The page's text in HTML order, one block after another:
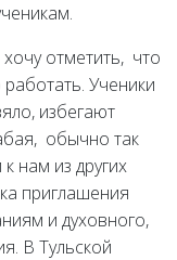
отметить, что
Ученики
избегают
обычно так
нам из других
приглашения
и духовного,
В Тульской